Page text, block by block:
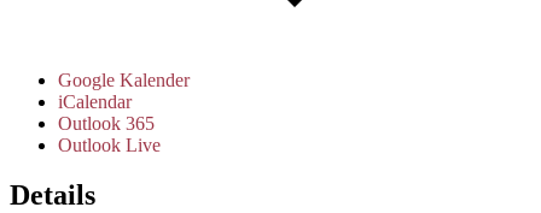
Google Kalender
iCalendar
Outlook 365
Outlook Live
Details